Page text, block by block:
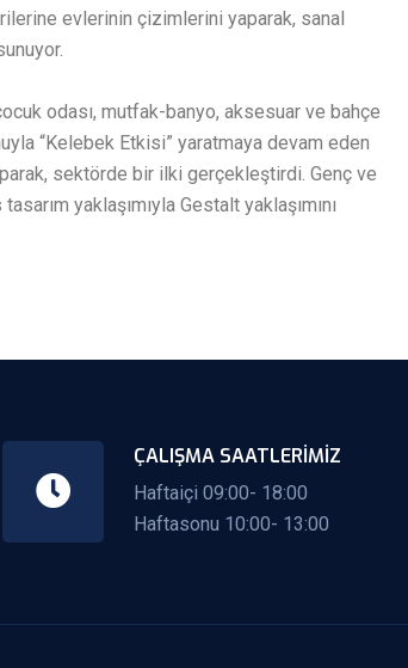
evlerinin çizimlerini yaparak, sanal
odası, mutfak-banyo, aksesuar ve bahçe
“Kelebek Etkisi” yaratmaya devam eden
sektörde bir ilki gerçekleştirdi. Genç ve
yaklaşımıyla Gestalt yaklaşımını
ÇALIŞMA SAATLERIMIZ
Haftaiçi 09:00- 18:00
Haftasonu 10:00- 13:00